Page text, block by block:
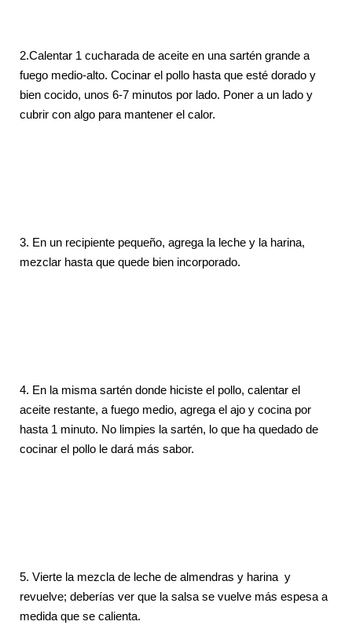
2.Calentar 1 cucharada de aceite en una sartén grande a
fuego medio-alto. Cocinar el pollo hasta que esté dorado y
bien cocido, unos 6-7 minutos por lado. Poner a un lado y
cubrir con algo para mantener el calor.
3. En un recipiente pequeño, agrega la leche y la harina,
mezclar hasta que quede bien incorporado.
4. En la misma sartén donde hiciste el pollo, calentar el
aceite restante, a fuego medio, agrega el ajo y cocina por
hasta 1 minuto. No limpies la sartén, lo que ha quedado de
cocinar el pollo le dará más sabor.
5. Vierte la mezcla de leche de almendras y harina y
revuelve; deberías ver que la salsa se vuelve más espesa a
medida que se calienta.